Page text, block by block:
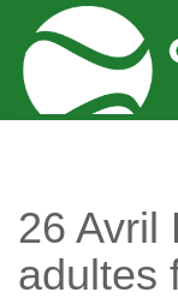
26 Avril
adultes